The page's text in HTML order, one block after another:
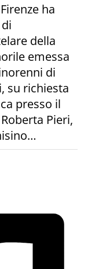
ha
della
emessa
di
su richiesta
presso il
Pieri,